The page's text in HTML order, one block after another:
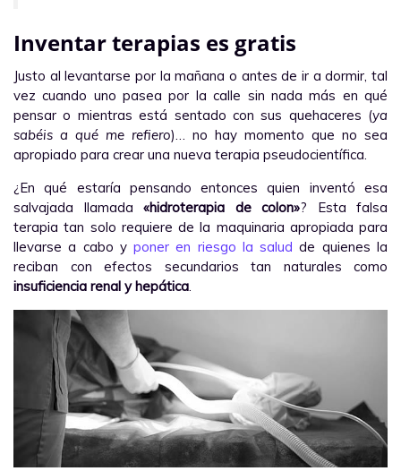
Inventar terapias es gratis
Justo al levantarse por la mañana o antes de ir a dormir, tal
vez cuando uno pasea por la calle sin nada más en qué
pensar o mientras está sentado con sus quehaceres (ya
sabéis a qué me refiero)… no hay momento que no sea
apropiado para crear una nueva terapia pseudocientífica.
¿En qué estaría pensando entonces quien inventó esa
salvajada llamada «hidroterapia de colon»? Esta falsa
terapia tan solo requiere de la maquinaria apropiada para
llevarse a cabo yponer en riesgo la salud de quienes la
reciban con efectos secundarios tan naturales como
insuficiencia renal y hepática.